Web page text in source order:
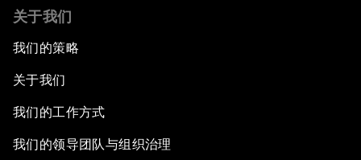
关于我们
我们的策略
关于我们
我们的工作方式
我们的领导团队与组织治理